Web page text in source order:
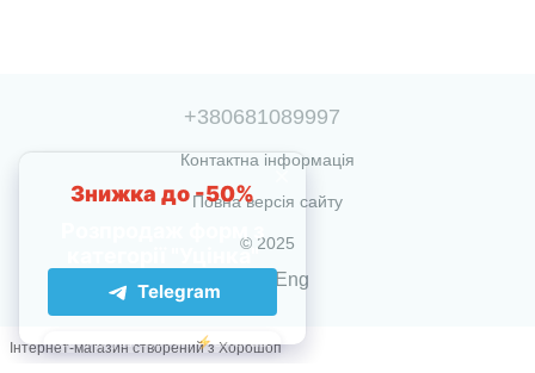
+380681089997
Контактна інформація
Повна версія сайту
© 2025
Eng
Інтернет-магазин створений з Хорошоп